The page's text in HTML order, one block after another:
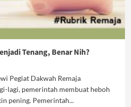
Tenang, Benar Nih?
Pegiat Dakwah Remaja
lagi, pemerintah membuat heboh
pening. Pemerintah...